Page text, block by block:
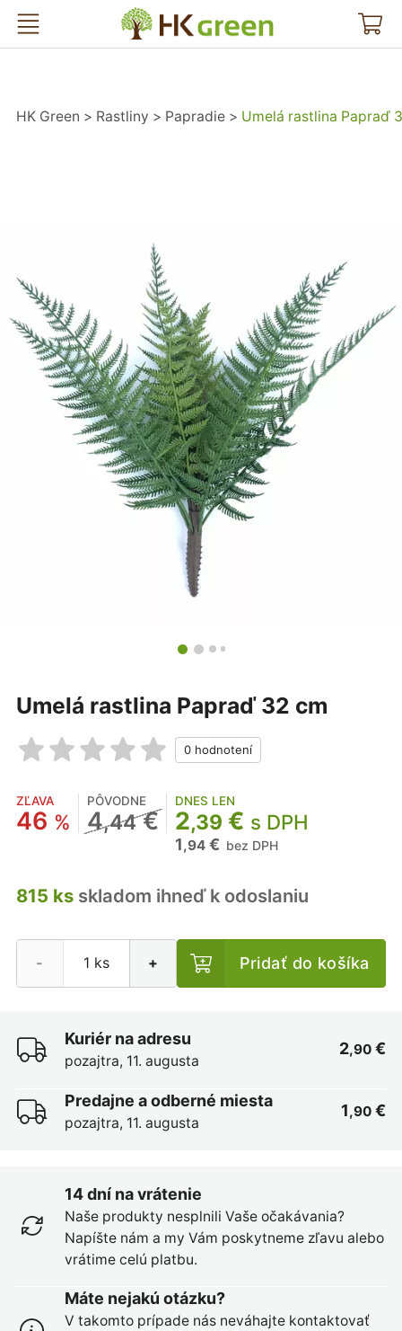
HK Green
HK Green Rastliny Papradie Umelá rastlina Papraď
Umelá rastlina Papraď 32 cm
ZĽAVA
46 %
PÔVODNE
4,44€
DNES LEN
2,39 € s DPH
1,94€ bez DPH
815 ksskladom ihneď k odoslaniu
- + Pridať do košíka
Kuriér na adresu
pozajtra, 11. augusta
2,90 €
Predajne a odberné miesta
pozajtra, 11. augusta
1,90 €
14 dní na vrátenie
Naše produkty nesplnili Vaše očakávania?
Napíšte nám a my Vám poskytneme zľavu alebo
vrátime celú platbu.
Máte nejakú otázku?
V takomto prípade nás neváhajte kontaktovať